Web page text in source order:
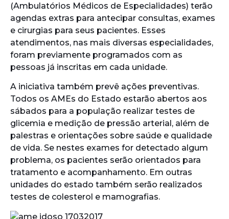
(Ambulatórios Médicos de Especialidades) terão
agendas extras para antecipar consultas, exames
e cirurgias para seus pacientes. Esses
atendimentos, nas mais diversas especialidades,
foram previamente programados com as
pessoas já inscritas em cada unidade.
A iniciativa também prevê ações preventivas.
Todos os AMEs do Estado estarão abertos aos
sábados para a população realizar testes de
glicemia e medição de pressão arterial, além de
palestras e orientações sobre saúde e qualidade
de vida. Se nestes exames for detectado algum
problema, os pacientes serão orientados para
tratamento e acompanhamento. Em outras
unidades do estado também serão realizados
testes de colesterol e mamografias.